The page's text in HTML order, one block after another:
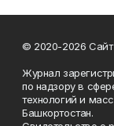
© 2020-2026
Журнал
по надзору в
технологий и
Башкортостан.